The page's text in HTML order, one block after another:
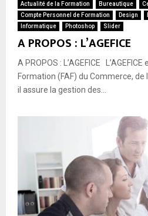
Actualité de la Formation Bureautique
Compte Personnel de Formation
Design
Informatique
Photoshop Slider
A PROPOS : L’AGEFICE
A PROPOS : L’AGEFICE
Formation (FAF) du Commerce, de
il assure la gestion des...